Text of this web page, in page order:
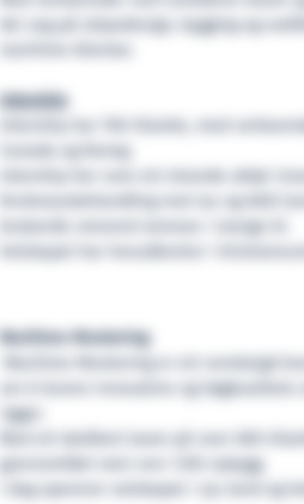
dei seg på skipsdesign, bygging og
Intership
Intership har 700 tilsette, med
Canada og Noreg.
Intership har vore ein leiande aktør
ferskvassbehandling mot lus og AGD
brukande omvend osmose i mange år.
Selskapet har hovudkontor i
Maritime Montering
Maritime Montering er eit norskeigd
om å levere innovative og høgkvalitets
riggar.
Med eit dedikert team på over 600
gjennomført meir enn 1.150 nybygg.
I dag opererer selskapet i sju land og